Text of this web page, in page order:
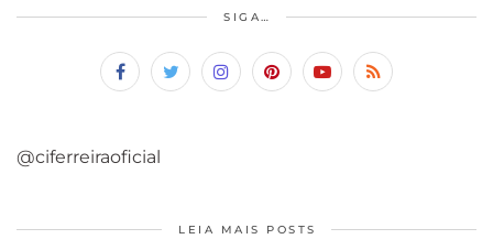
SIGA…
@ciferreiraoficial
LEIA MAIS POSTS